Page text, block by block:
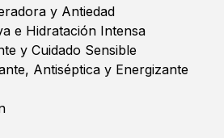
y Antiedad
e Hidratación Intensa
y Cuidado Sensible
Antiséptica y Energizante